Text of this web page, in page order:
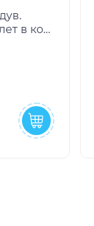
в кор.